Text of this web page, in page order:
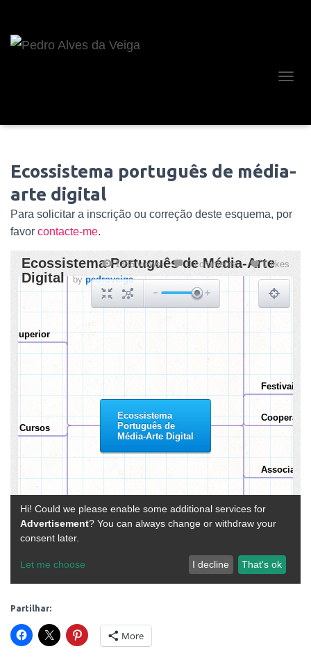
E
A
R
A
O
Ecossistema português de média-
arte digital
Para solicitar a inscrição ou correção deste esquema, por
favor contacte-me.
Partilhar:
More